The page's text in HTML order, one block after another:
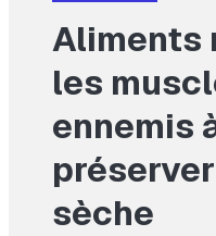
Aliments
les
ennemis
sèche